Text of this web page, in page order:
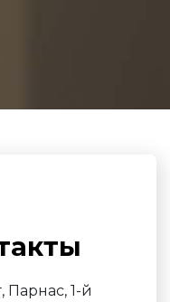
Парнас, 1-й